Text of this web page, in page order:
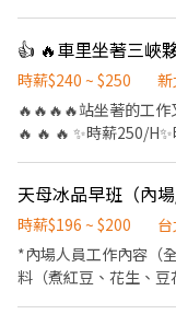
任獎金(任期一年) : >>
留任獎金 日/夜 (20000
(分成4份每季發放一
15-16天) 【上班地點】 桃園市龜山區華亞五路2號 📩 【火速卡
徵流程】 ➊ 點擊填寫
核，敏感欄位（身分
言： 👉https://lin.ee/OBnhVN5 私訊留下 ⌜
👍 🔥車里坐著三峽
時薪$240 ~ $250
🔥🔥🔥🔥站坐著的工
🔥 🔥 🔥 ✨時薪250/H✨時薪250/H✨時薪250/H ✨稍稍加班
壓力 ✅工作地點：三
👉提供日領、週領 👉
完成的商品 👉週休二日⏰ 時間好安排
轉他人帳戶 #現金 #八
天母冰品早班（內
時薪$196 ~ $200
*內場人員工作內容（
料（煮紅豆、花生、